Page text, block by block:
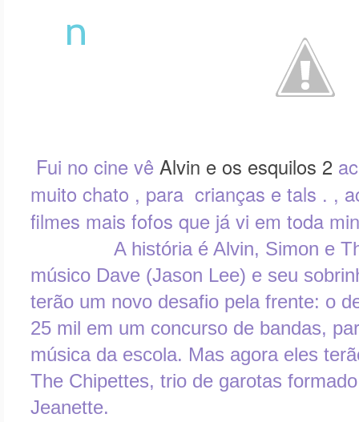
n
Fui no cine vê Alvin e os esquilos 2
muito chato , para crianças e tals . ,
filmes mais fofos que já vi em toda
A história é Alvin, Simon e
músico Dave (Jason Lee) e seu
terão um novo desafio pela frente: o
25 mil em um concurso de bandas,
música da escola. Mas agora eles
The Chipettes, trio de garotas
Jeanette.